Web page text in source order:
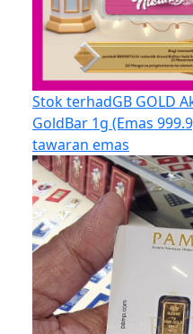
Stok terhadGB GOLD
GoldBar 1g (Emas
tawaran emas